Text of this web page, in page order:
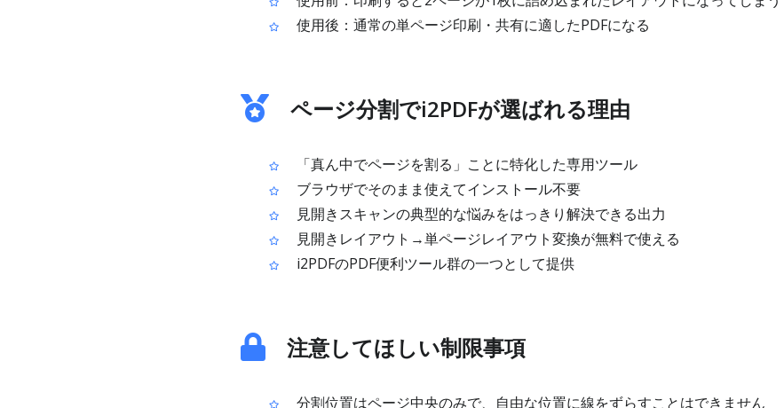
使用後：通常の単ページ印刷・共有に適したPDFになる
ページ分割でi2PDFが選ばれる理由
「真ん中でページを割る」ことに特化した専用ツール
ブラウザでそのまま使えてインストール不要
見開きスキャンの典型的な悩みをはっきり解決できる出力
見開きレイアウト→単ページレイアウト変換が無料で使える
i2PDFのPDF便利ツール群の一つとして提供
注意してほしい制限事項
分割位置はページ中央のみで、自由な位置に線をずらすことはできません